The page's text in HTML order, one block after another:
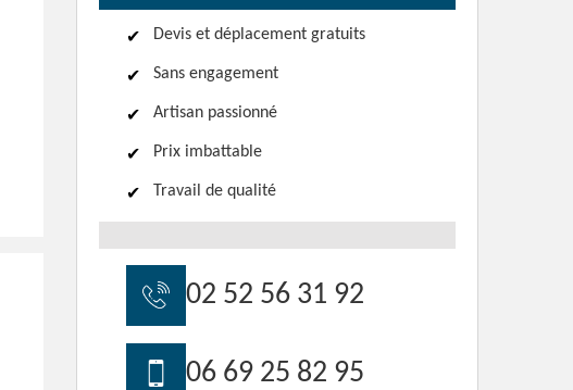
Devis et déplacement gratuits
Sans engagement
Artisan passionné
Prix imbattable
Travail de qualité
02 52 56 31 92
06 69 25 82 95